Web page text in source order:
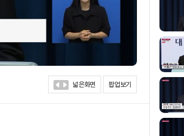
넓은화면 팝업보기